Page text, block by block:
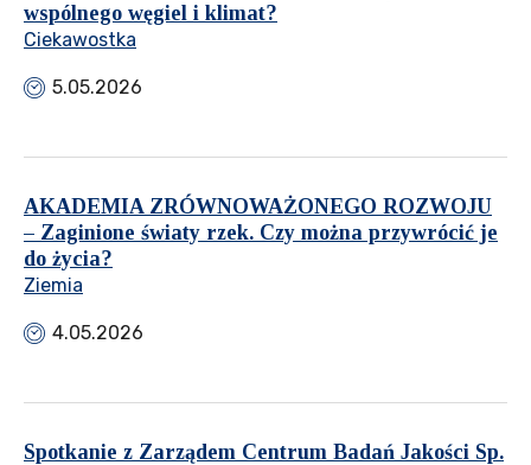
wspólnego węgiel i klimat?
Ciekawostka
5.05.2026
AKADEMIA ZRÓWNOWAŻONEGO ROZWOJU
– Zaginione światy rzek. Czy można przywrócić je
do życia?
Ziemia
4.05.2026
Spotkanie z Zarządem Centrum Badań Jakości Sp.